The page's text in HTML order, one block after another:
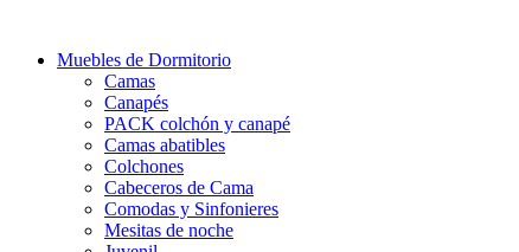
contenidoMuebles de Dormitorio
Camas
Canapés
PACK colchón y canapé
Camas abatibles
Colchones
Cabeceros de Cama
Comodas y Sinfonieres
Mesitas de noche